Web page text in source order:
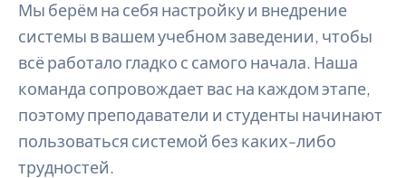
Мы берём на себя настройку и внедрение
системы в вашем учебном заведении, чтобы
всё работало гладко с самого начала. Наша
команда сопровождает вас на каждом этапе,
поэтому преподаватели и студенты начинают
пользоваться системой без каких-либо
трудностей.